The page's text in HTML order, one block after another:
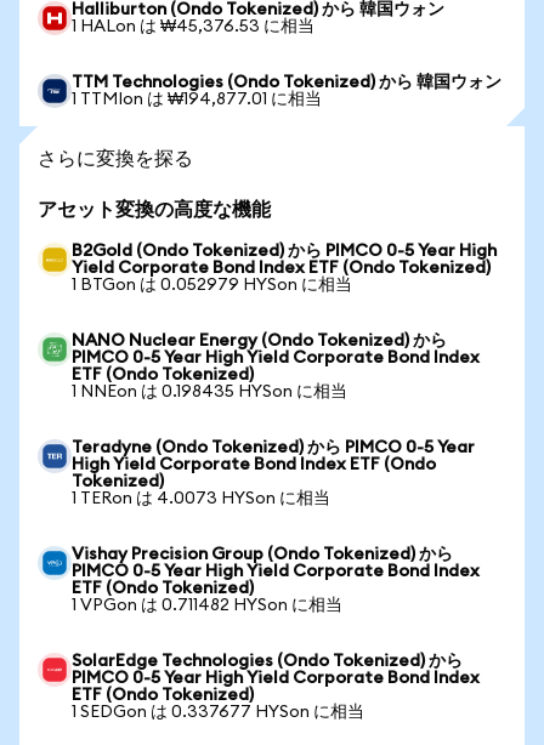
Halliburton (Ondo Tokenized) から 韓国ウォン
1 HALon は ₩45,376.53 に相当
TTM Technologies (Ondo Tokenized) から 韓国ウォン
1 TTMIon は ₩194,877.01 に相当
さらに変換を探る
アセット変換の高度な機能
B2Gold (Ondo Tokenized) から PIMCO 0-5 Year High
Yield Corporate Bond Index ETF (Ondo Tokenized)
1 BTGon は 0.052979 HYSon に相当
NANO Nuclear Energy (Ondo Tokenized) から
PIMCO 0-5 Year High Yield Corporate Bond Index
ETF (Ondo Tokenized)
1 NNEon は 0.198435 HYSon に相当
Teradyne (Ondo Tokenized) から PIMCO 0-5 Year
High Yield Corporate Bond Index ETF (Ondo
Tokenized)
1 TERon は 4.0073 HYSon に相当
Vishay Precision Group (Ondo Tokenized) から
PIMCO 0-5 Year High Yield Corporate Bond Index
ETF (Ondo Tokenized)
1 VPGon は 0.711482 HYSon に相当
SolarEdge Technologies (Ondo Tokenized) から
PIMCO 0-5 Year High Yield Corporate Bond Index
ETF (Ondo Tokenized)
1 SEDGon は 0.337677 HYSon に相当